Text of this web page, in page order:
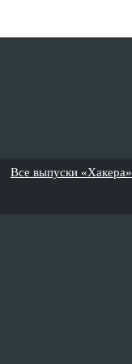
Все выпуски «Хакера»